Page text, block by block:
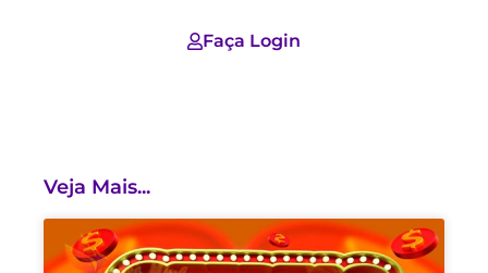
Faça Login
Veja Mais...